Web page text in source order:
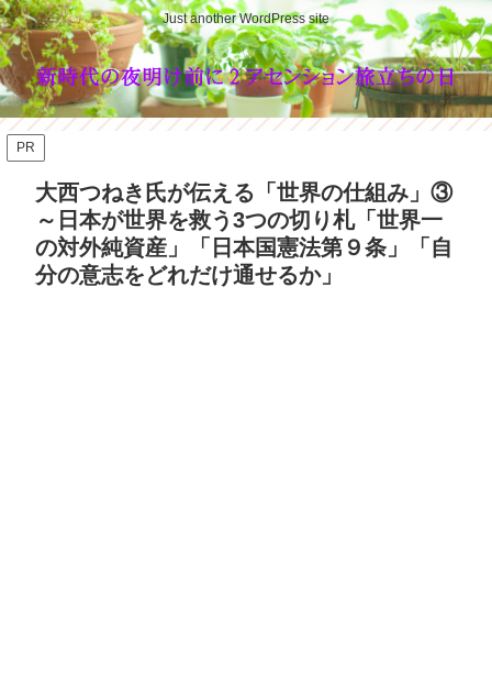
Just another WordPress site
PR
大西つねき氏が伝える「世界の仕組み」③
～日本が世界を救う3つの切り札「世界一
の対外純資産」「日本国憲法第９条」「自
分の意志をどれだけ通せるか」